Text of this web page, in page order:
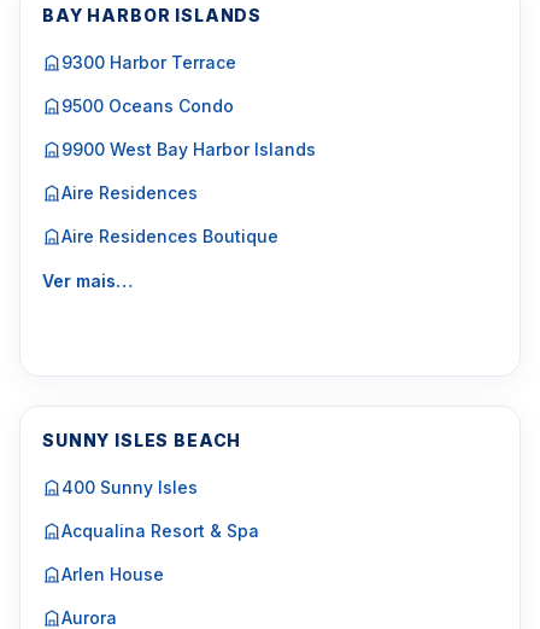
BAY HARBOR ISLANDS
9300 Harbor Terrace
9500 Oceans Condo
9900 West Bay Harbor Islands
Aire Residences
Aire Residences Boutique
Ver mais…
SUNNY ISLES BEACH
400 Sunny Isles
Acqualina Resort & Spa
Arlen House
Aurora